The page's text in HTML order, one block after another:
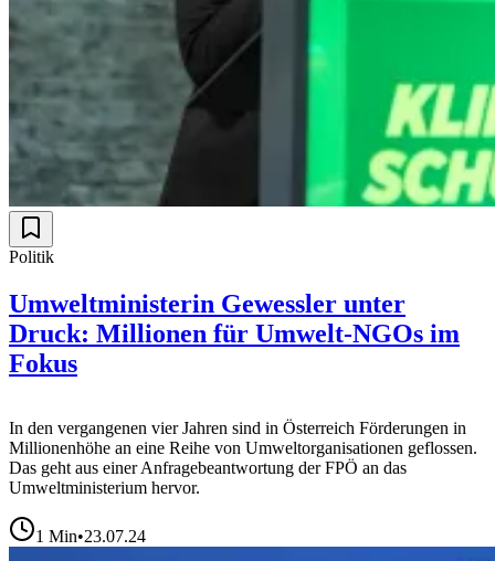
Politik
Umweltministerin Gewessler unter
Druck: Millionen für Umwelt-NGOs im
Fokus
In den vergangenen vier Jahren sind in Österreich Förderungen in
Millionenhöhe an eine Reihe von Umweltorganisationen geflossen.
Das geht aus einer Anfragebeantwortung der FPÖ an das
Umweltministerium hervor.
1 Min•23.07.24